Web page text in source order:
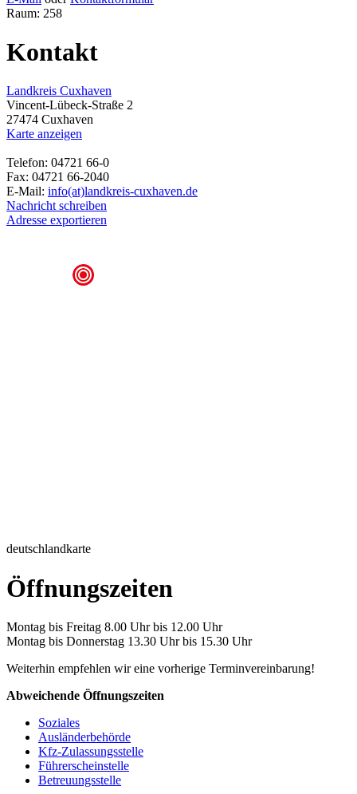
Raum: 258
Kontakt
Landkreis Cuxhaven
Vincent-Lübeck-Straße 2
27474 Cuxhaven
Karte anzeigen
Telefon: 04721 66-0
Fax: 04721 66-2040
E-Mail: info(at)landkreis-cuxhaven.de
Nachricht schreiben
Adresse exportieren
deutschlandkarte
Öffnungszeiten
Montag bis Freitag 8.00 Uhr bis 12.00 Uhr
Montag bis Donnerstag 13.30 Uhr bis 15.30 Uhr
Weiterhin empfehlen wir eine vorherige Terminvereinbarung!
Abweichende Öffnungszeiten
Soziales
Ausländerbehörde
Kfz-Zulassungsstelle
Führerscheinstelle
Betreuungsstelle